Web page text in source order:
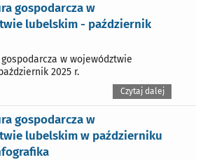
gospodarcza w
lubelskim - październik
w województwie
2025 r.
Czytaj dalej
gospodarcza w
lubelskim w październiku